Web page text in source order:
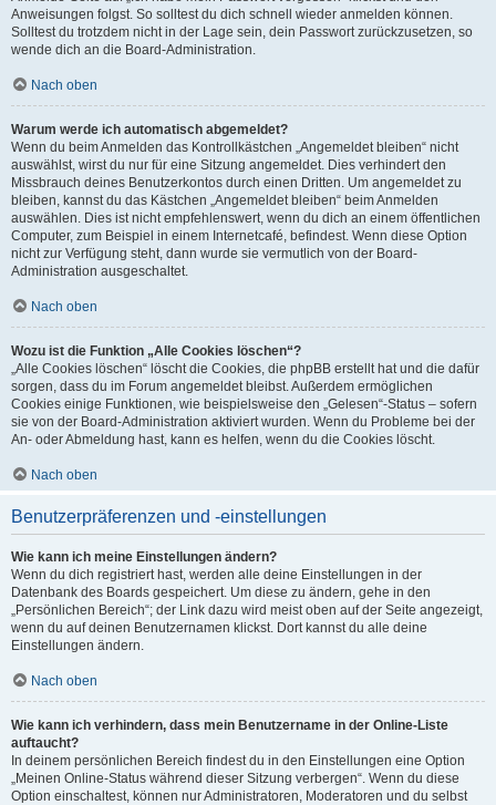
Anweisungen folgst. So solltest du dich schnell wieder anmelden können.
Solltest du trotzdem nicht in der Lage sein, dein Passwort zurückzusetzen, so
wende dich an die Board-Administration.
Nach oben
Warum werde ich automatisch abgemeldet?
Wenn du beim Anmelden das Kontrollkästchen „Angemeldet bleiben“ nicht
auswählst, wirst du nur für eine Sitzung angemeldet. Dies verhindert den
Missbrauch deines Benutzerkontos durch einen Dritten. Um angemeldet zu
bleiben, kannst du das Kästchen „Angemeldet bleiben“ beim Anmelden
auswählen. Dies ist nicht empfehlenswert, wenn du dich an einem öffentlichen
Computer, zum Beispiel in einem Internetcafé, befindest. Wenn diese Option
nicht zur Verfügung steht, dann wurde sie vermutlich von der Board-
Administration ausgeschaltet.
Nach oben
Wozu ist die Funktion „Alle Cookies löschen“?
„Alle Cookies löschen“ löscht die Cookies, die phpBB erstellt hat und die dafür
sorgen, dass du im Forum angemeldet bleibst. Außerdem ermöglichen
Cookies einige Funktionen, wie beispielsweise den „Gelesen“-Status – sofern
sie von der Board-Administration aktiviert wurden. Wenn du Probleme bei der
An- oder Abmeldung hast, kann es helfen, wenn du die Cookies löscht.
Nach oben
Benutzerpräferenzen und -einstellungen
Wie kann ich meine Einstellungen ändern?
Wenn du dich registriert hast, werden alle deine Einstellungen in der
Datenbank des Boards gespeichert. Um diese zu ändern, gehe in den
„Persönlichen Bereich“; der Link dazu wird meist oben auf der Seite angezeigt,
wenn du auf deinen Benutzernamen klickst. Dort kannst du alle deine
Einstellungen ändern.
Nach oben
Wie kann ich verhindern, dass mein Benutzername in der Online-Liste
auftaucht?
In deinem persönlichen Bereich findest du in den Einstellungen eine Option
„Meinen Online-Status während dieser Sitzung verbergen“. Wenn du diese
Option einschaltest, können nur Administratoren, Moderatoren und du selbst